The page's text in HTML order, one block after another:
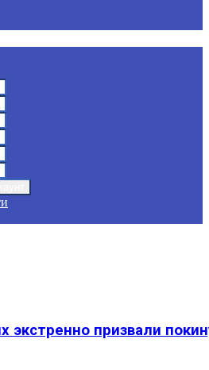
призвали